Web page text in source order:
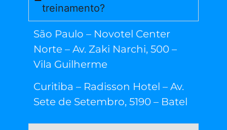
treinamento?
São Paulo – Novotel Center
Norte – Av. Zaki Narchi, 500 –
Vila Guilherme
Curitiba – Radisson Hotel – Av.
Sete de Setembro, 5190 – Batel